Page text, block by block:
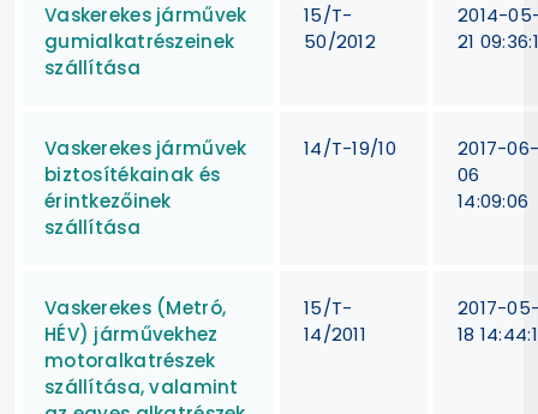
Vaskerekes járművek
gumialkatrészeinek
szállítása
15/T-
50/2012
2014-
21
Vaskerekes járművek
biztosítékainak és
érintkezőinek
szállítása
14/T-19/10
2017-
06
14:09:06
Vaskerekes (Metró,
HÉV) járművekhez
motoralkatrészek
szállítása, valamint
15/T-
14/2011
2017-
18